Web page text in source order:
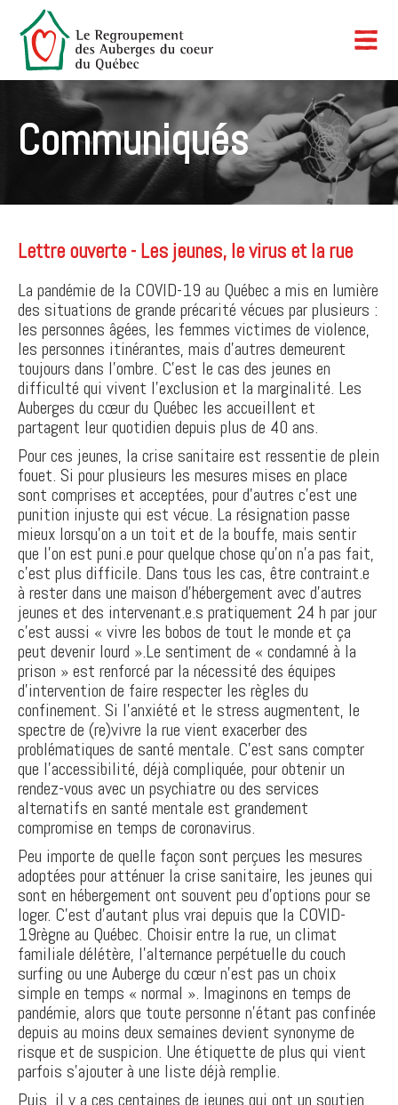
Communiqués
Lettre ouverte - Les jeunes, le virus et la rue
La pandémie de la COVID-19 au Québec a mis en lumière
des situations de grande précarité vécues par plusieurs :
les personnes âgées, les femmes victimes de violence,
les personnes itinérantes, mais d’autres demeurent
toujours dans l’ombre. C’est le cas des jeunes en
difficulté qui vivent l’exclusion et la marginalité. Les
Auberges du cœur du Québec les accueillent et
partagent leur quotidien depuis plus de 40 ans.
Pour ces jeunes, la crise sanitaire est ressentie de plein
fouet. Si pour plusieurs les mesures mises en place
sont comprises et acceptées, pour d’autres c’est une
punition injuste qui est vécue. La résignation passe
mieux lorsqu’on a un toit et de la bouffe, mais sentir
que l’on est puni.e pour quelque chose qu’on n’a pas fait,
c’est plus difficile. Dans tous les cas, être contraint.e
à rester dans une maison d’hébergement avec d’autres
jeunes et des intervenant.e.s pratiquement 24 h par jour
c’est aussi « vivre les bobos de tout le monde et ça
peut devenir lourd ».Le sentiment de « condamné à la
prison » est renforcé par la nécessité des équipes
d’intervention de faire respecter les règles du
confinement. Si l’anxiété et le stress augmentent, le
spectre de (re)vivre la rue vient exacerber des
problématiques de santé mentale. C’est sans compter
que l’accessibilité, déjà compliquée, pour obtenir un
rendez-vous avec un psychiatre ou des services
alternatifs en santé mentale est grandement
compromise en temps de coronavirus.
Peu importe de quelle façon sont perçues les mesures
adoptées pour atténuer la crise sanitaire, les jeunes qui
sont en hébergement ont souvent peu d’options pour se
loger. C’est d’autant plus vrai depuis que la COVID-
19règne au Québec. Choisir entre la rue, un climat
familiale délétère, l’alternance perpétuelle du couch
surfing ou une Auberge du cœur n’est pas un choix
simple en temps « normal ». Imaginons en temps de
pandémie, alors que toute personne n’étant pas confinée
depuis au moins deux semaines devient synonyme de
risque et de suspicion. Une étiquette de plus qui vient
parfois s’ajouter à une liste déjà remplie.
Puis, il y a ces centaines de jeunes qui ont un soutien